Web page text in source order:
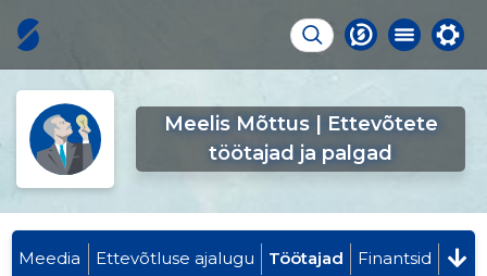
Meelis Mõttus | Ettevõtete
töötajad ja palgad
Meedia Ettevõtluse ajalugu Töötajad Finantsid